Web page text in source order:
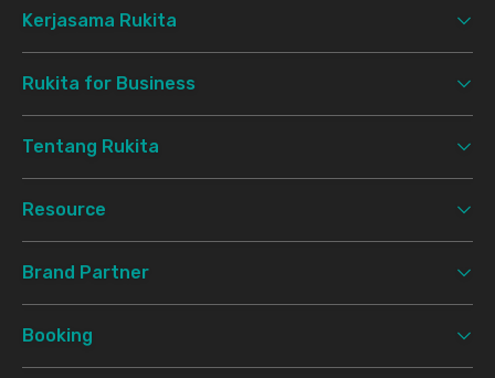
Kerjasama Rukita
Rukita for Business
Tentang Rukita
Resource
Brand Partner
Booking